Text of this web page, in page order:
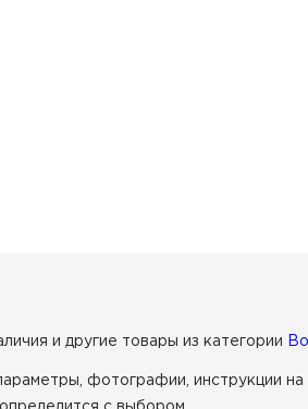
и другие товары из категории
фотографии, инструкции